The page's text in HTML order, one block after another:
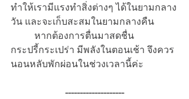
ทำให้เรามีแรงทำสิ่งต่างๆ ได้ในยามกลาง
วัน และจะเก็บสะสมในยามกลางคืน
กระปรี้กระเปร่า มีพลังในตอนเช้า จึงควร
นอนหลับพักผ่อนในช่วงเวลานี้ค่ะ
--------------------